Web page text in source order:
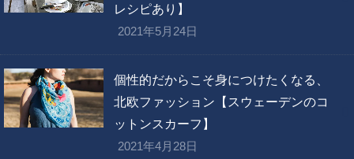
レシピあり】
2021年5月24日
個性的だからこそ身につけたくなる、
北欧ファッション【スウェーデンのコ
ットンスカーフ】
2021年4月28日